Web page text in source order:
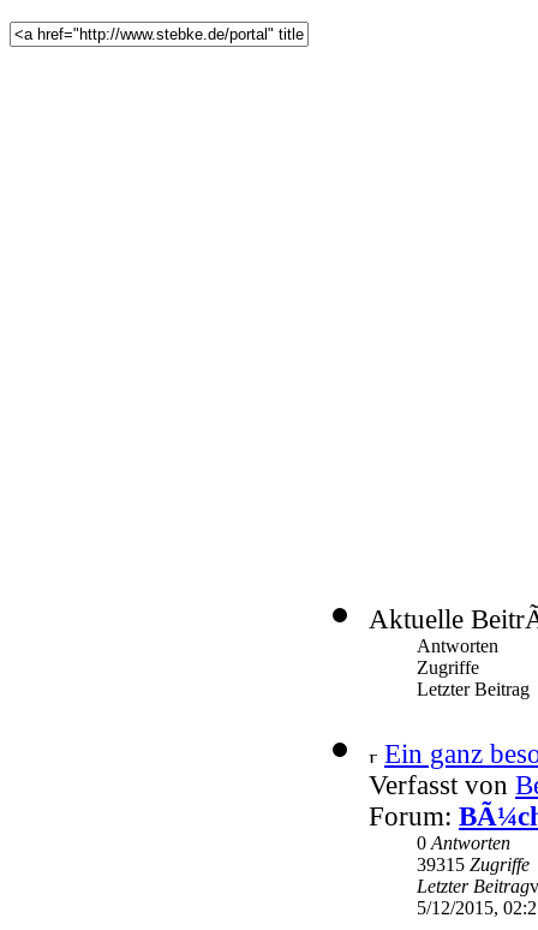
Aktuelle
Antworten
Zugriffe
Letzter Beitrag
Ein ganz
Verfasst von
Forum:
0 Antworten
39315 Zugriffe
Letzter Beitrag
5/12/2015,